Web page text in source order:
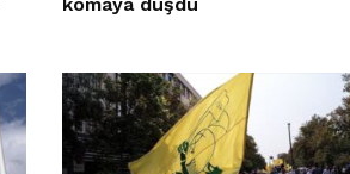
komaya düşdü